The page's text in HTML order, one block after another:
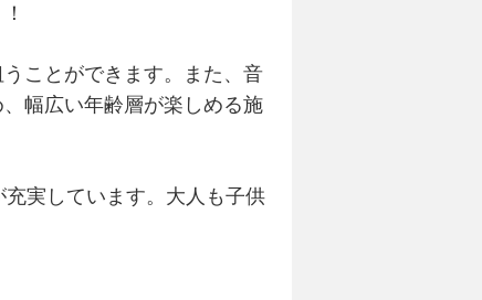
ことができます。また、音
幅広い年齢層が楽しめる施
実しています。大人も子供